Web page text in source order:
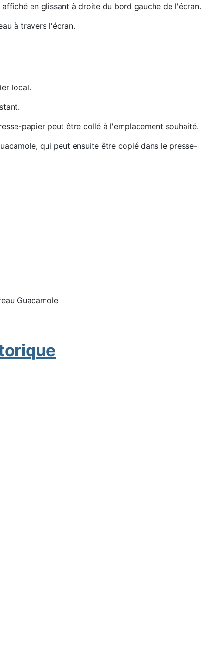
en glissant à droite du bord gauche de l'écran.
à travers l'écran.
local.
papier peut être collé à l'emplacement souhaité.
qui peut ensuite être copié dans le presse-
Guacamole